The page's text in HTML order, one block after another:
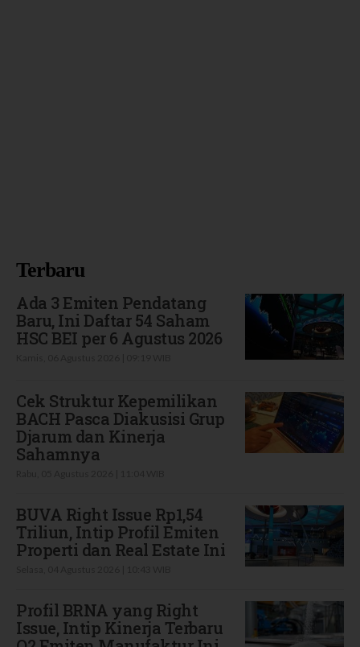
Terbaru
Ada 3 Emiten Pendatang
Baru, Ini Daftar 54 Saham
HSC BEI per 6 Agustus 2026
Cek Struktur Kepemilikan
BACH Pasca Diakusisi Grup
Djarum dan Kinerja
Sahamnya
BUVA Right Issue Rp1,54
Triliun, Intip Profil Emiten
Properti dan Real Estate Ini
Profil BRNA yang Right
Issue, Intip Kinerja Terbaru